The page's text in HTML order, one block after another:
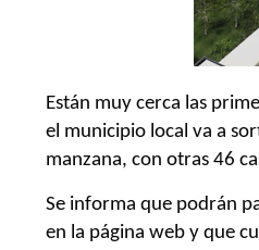
Están muy cerca las
el municipio local va a
manzana, con otras 46
Se informa que podrán
en la página web y que